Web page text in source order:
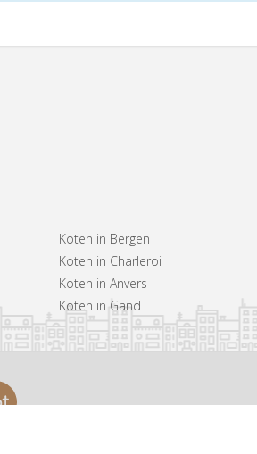
Koten in Bergen
Koten in Charleroi
Koten in Anvers
Koten in Gand